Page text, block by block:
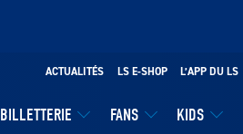
BILLETTERIE FANS KIDS
ACTUALITÉS LS E-SHOP L’APP DU LS